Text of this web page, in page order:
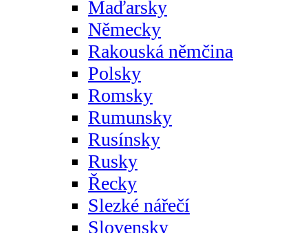
Maďarsky
Německy
Rakouská němčina
Polsky
Romsky
Rumunsky
Rusínsky
Rusky
Řecky
Slezké nářečí
Slovensky